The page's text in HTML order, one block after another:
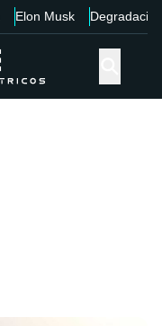
Elon Musk Degradación